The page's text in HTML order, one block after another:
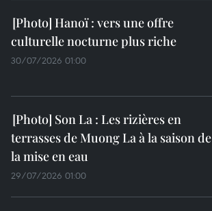
Hanoï : vers une offre
culturelle nocturne plus riche
30/07/2026 01:00
Son La : Les rizières en
terrasses de Muong La à la saison de
la mise en eau
29/07/2026 01:00